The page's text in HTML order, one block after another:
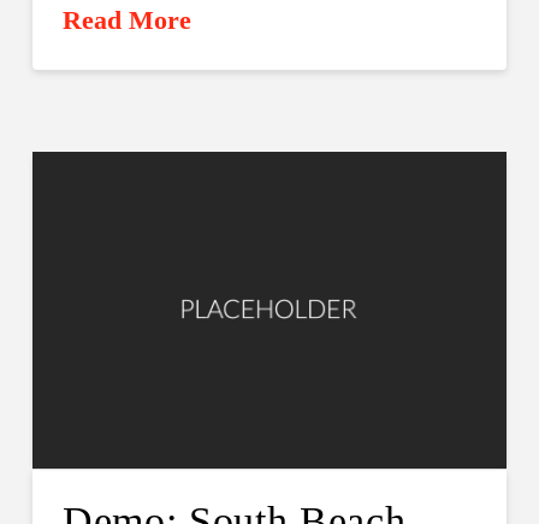
Read More